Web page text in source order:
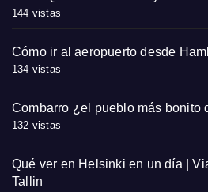
144 vistas
Cómo ir al aeropuerto desde
134 vistas
Combarro ¿el pueblo más bonito
132 vistas
Qué ver en Helsinki en un día |
Tallin